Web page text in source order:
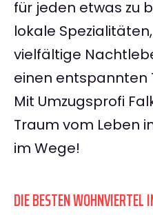
für jeden etwas zu
lokale
vielfältige
einen entspannten
Mit Umzugsprofi
Traum vom Leben
im Wege!
DIE BESTEN WOHNVIERTEL